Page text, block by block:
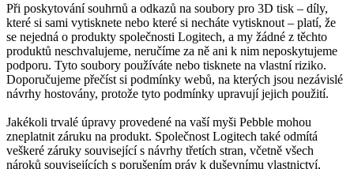
Při poskytování souhrnů a odkazů na soubory pro 3D tisk – díly,
které si sami vytisknete nebo které si necháte vytisknout – platí, že
se nejedná o produkty společnosti Logitech, a my žádné z těchto
produktů neschvalujeme, neručíme za ně ani k nim neposkytujeme
podporu. Tyto soubory používáte nebo tisknete na vlastní riziko.
Doporučujeme přečíst si podmínky webů, na kterých jsou nezávislé
návrhy hostovány, protože tyto podmínky upravují jejich použití.
Jakékoli trvalé úpravy provedené na vaší myši Pebble mohou
zneplatnit záruku na produkt. Společnost Logitech také odmítá
veškeré záruky související s návrhy třetích stran, včetně všech
nároků souvisejících s porušením práv k duševnímu vlastnictví,